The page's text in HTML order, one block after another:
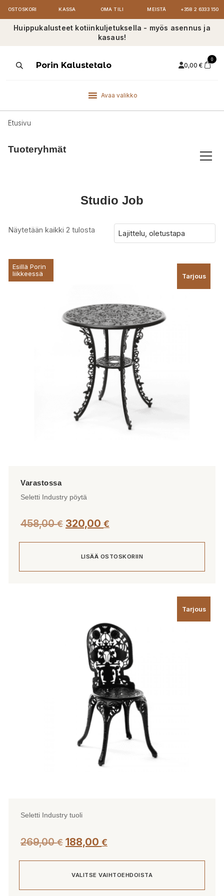
OSTOSKORI KASSA OMA TILI MEISTÄ +358 2 6333 150
Huippukalusteet kotiinkuljetuksella - myös asennus ja
kasaus!
ProductsPorin Kalustetalo 0,00 €
0
Avaa valikko
Etusivu
Tuoteryhmät
Studio Job
Näytetään kaikki 2 tulosta
Esillä Porin
liikkeessä
Tarjous
Seletti Industry pöytä
458,00€ Alkuperäinen
458,00 €.
320,00 €
320,00 €.
LISÄÄ OSTOSKORIIN
Tarjous
Seletti Industry tuoli
269,00€ Alkuperäinen
269,00 €.
188,00 €
188,00 €.
VALITSE VAIHTOEHDOISTA